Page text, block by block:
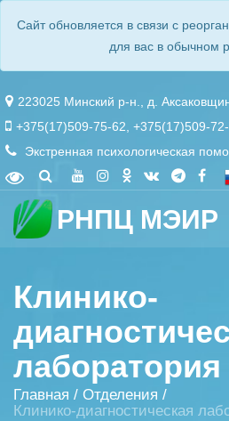
Сайт обновляется в связи с
для вас в обычном
223025 Минский р-н., д.
+375(17)509-75-62 +375(17)509-
Экстренная психологическая
РНПЦ МЭИР
Клинико-
лаборатория
Главная / Отделения /
Клинико-диагностическая